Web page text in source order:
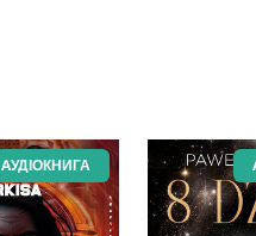
AУДІОКНИГА